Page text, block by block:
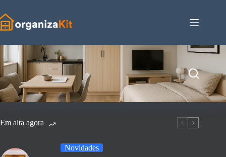
para
o
conteúdo
Em alta agora
Novidades